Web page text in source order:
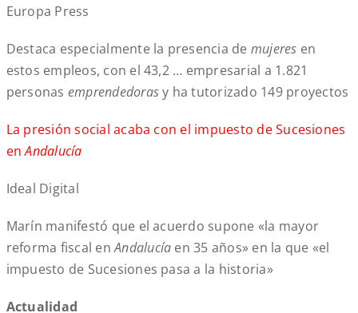
Europa Press
Destaca especialmente la presencia de mujeres en
estos empleos, con el 43,2 … empresarial a 1.821
personas emprendedorasy ha tutorizado 149 proyectos
La presión social acaba con el impuesto de Sucesiones
enAndalucía
Ideal Digital
Marín manifestó que el acuerdo supone «la mayor
reforma fiscal enAndalucía en 35 años» en la que «el
impuesto de Sucesiones pasa a la historia»
Actualidad